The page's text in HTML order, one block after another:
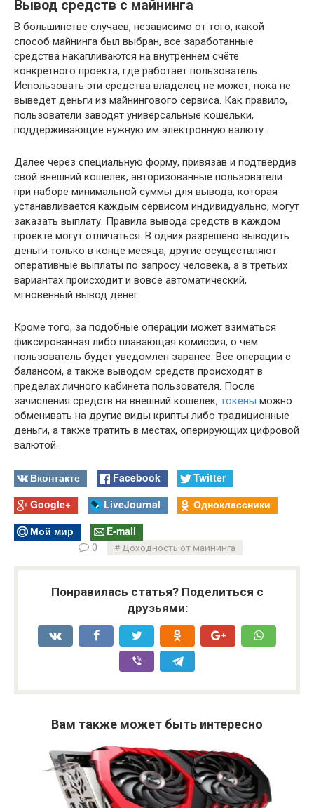
Вывод средств с майнинга
В большинстве случаев, независимо от того, какой
способ майнинга был выбран, все заработанные
средства накапливаются на внутреннем счёте
конкретного проекта, где работает пользователь.
Использовать эти средства владелец не может, пока не
выведет деньги из майнингового сервиса. Как правило,
пользователи заводят универсальные кошельки,
поддерживающие нужную им электронную валюту.
Далее через специальную форму, привязав и подтвердив
свой внешний кошелек, авторизованные пользователи
при наборе минимальной суммы для вывода, которая
устанавливается каждым сервисом индивидуально, могут
заказать выплату. Правила вывода средств в каждом
проекте могут отличаться. В одних разрешено выводить
деньги только в конце месяца, другие осуществляют
оперативные выплаты по запросу человека, а в третьих
вариантах происходит и вовсе автоматический,
мгновенный вывод денег.
Кроме того, за подобные операции может взиматься
фиксированная либо плавающая комиссия, о чем
пользователь будет уведомлен заранее. Все операции с
балансом, а также выводом средств происходят в
пределах личного кабинета пользователя. После
зачисления средств на внешний кошелек, токены можно
обменивать на другие виды крипты либо традиционные
деньги, а также тратить в местах, оперирующих цифровой
валютой.
Вконтакте Facebook
Twitter
Google+
LiveJournal
Одноклассники
Мой мир
E-mail
0 Доходность от майнинга
Понравилась статья? Поделиться с
друзьями:
Вам также может быть интересно